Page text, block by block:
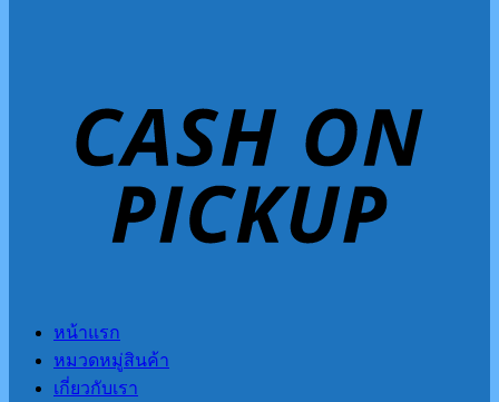
หน้าแรก
หมวดหมู่สินค้า
เกี่ยวกับเรา